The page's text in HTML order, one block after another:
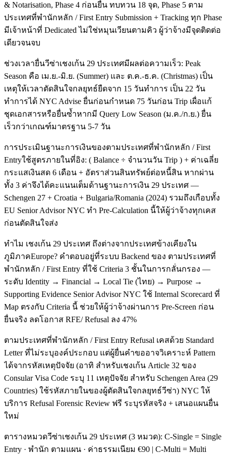
& Notarisation, Phase 4 ก่อนยื่น ทบทวน 18 จุด, Phase 5 ตาม
ประเทศที่พำนักหลัก / First Entry Submission + Tracking ทุก Phase
มีเจ้าหน้าที่ Dedicated ไม่ใช่หมุนเวียนตามคิว ผู้ว่าจ้างมีจุดติดต่อ
เดียวจนจบ
ช่วงเวลายื่นวีซ่าเชงเก้น 29 ประเทศมีผลต่อความเร็ว: Peak
Season คือ เม.ย.-มิ.ย. (Summer) และ ต.ค.-ธ.ค. (Christmas) เป็น
เหตุให้เวลาตัดสินใจกลยุทธ์ยืดจาก 15 วันทำการ เป็น 22 วัน
ทำการได้ NYC Advise ยื่นก่อนกำหนด 75 วันก่อน Trip เผื่อแก้
ชุดเอกสารหรือยื่นซ้ำหากมี Query Low Season (ม.ค./ก.ย.) ยื่น
เร็วกว่าเกณฑ์มาตรฐาน 5-7 วัน
การประเมินฐานะการเงินของตามประเทศที่พำนักหลัก / First
Entryใช้สูตรภายในที่อิง: ( Balance ÷ จำนวนวัน Trip ) + ค่าเฉลี่ย
กระแสเงินสด 6 เดือน + อัตราส่วนสินทรัพย์ต่อหนี้สิน หากผ่าน
ทั้ง 3 ค่าจึงได้คะแนนเต็มด้านฐานะการเงิน 29 ประเทศ —
Schengen 27 + Croatia + Bulgaria/Romania (2024) รวมถึงเกือบทั้ง
EU Senior Advisor NYC ทำ Pre-Calculation นี้ให้ผู้ว่าจ้างทุกเคส
ก่อนตัดสินใจส่ง
ทำไม เชงเก้น 29 ประเทศ ถึงต่างจากประเทศข้างเคียงใน
ภูมิภาคEurope? คำตอบอยู่ที่ระบบ Backend ของ ตามประเทศที่
พำนักหลัก / First Entry ที่ใช้ Criteria 3 ชั้นในการกลั่นกรอง —
ระดับ Identity → Financial → Local Tie (ไทย) → Purpose →
Supporting Evidence Senior Advisor NYC ใช้ Internal Scorecard ที่
Map ตรงกับ Criteria นี้ ช่วยให้ผู้ว่าจ้างผ่านการ Pre-Screen ก่อน
ยื่นจริง ลดโอกาส RFE/ Refusal ลง 47%
ตามประเทศที่พำนักหลัก / First Entry Refusal เคสด้วย Standard
Letter ที่ไม่ระบุองค์ประกอบ แต่ผู้ยื่นคำขออาจวิเคราะห์ Pattern
ได้จากรหัสเหตุปัจจัย (อาทิ สำหรับเชงเก้น Article 32 ของ
Consular Visa Code ระบุ 11 เหตุปัจจัย สำหรับ Schengen Area (29
Countries) ใช้รหัสภายในของผู้ตัดสินใจกลยุทธ์วีซ่า) NYC ให้
บริการ Refusal Forensic Review ฟรี ระบุรหัสจริง + เสนอแผนยื่น
ใหม่
ตารางหมวดวีซ่าเชงเก้น 29 ประเทศ (3 หมวด): C-Single = Single
Entry · พำนัก ตามแผน · ค่าธรรมเนียม €90 | C-Multi = Multi